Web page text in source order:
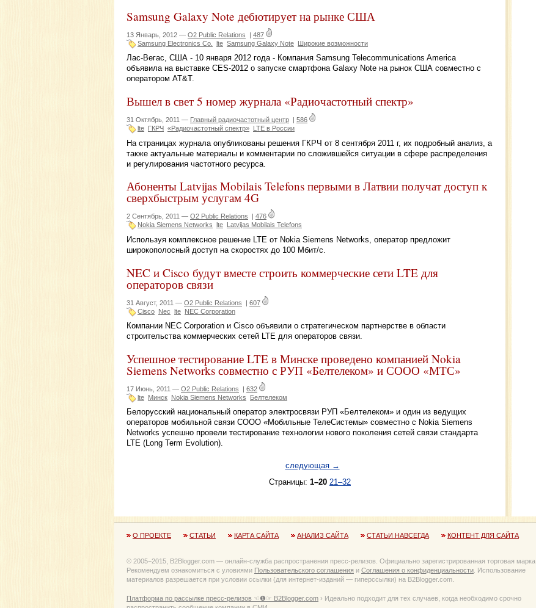
Samsung Galaxy Note дебютирует на рынке США
13 Январь, 2012 — O2 Public Relations | 487
Samsung Electronics Co.
lte Samsung Galaxy Note Широкие возможности
Лас-Вегас, США - 10 января 2012 года - Компания Samsung Telecommunications America
объявила на выставке CES-2012 о запуске смартфона Galaxy Note на рынок США совместно с
оператором AT&T.
Вышел в свет 5 номер журнала «Радиочастотный спектр»
31 Октябрь, 2011 — Главный радиочастотный центр | 586
lte ГКРЧ «Радиочастотный спектр» LTE в России
На страницах журнала опубликованы решения ГКРЧ от 8 сентября 2011 г, их подробный анализ, а
также актуальные материалы и комментарии по сложившейся ситуации в сфере распределения
и регулирования частотного ресурса.
Абоненты Latvijas Mobilais Telefons первыми в Латвии получат доступ к
сверхбыстрым услугам 4G
2 Сентябрь, 2011 — O2 Public Relations
476
Nokia Siemens Networks
lte Latvijas Mobilais Telefons
Используя комплексное решение LTE от Nokia Siemens Networks, оператор предложит
широкополосный доступ на скоростях до 100 Мбит/с.
NEC и Cisco будут вместе строить коммерческие сети LTE для
операторов связи
31 Август, 2011 — O2 Public Relations | 607
Cisco Nec lte NEC Corporation
Компании NEC Corporation и Cisco объявили о стратегическом партнерстве в области
строительства коммерческих сетей LTE для операторов связи.
Успешное тестирование LTE в Минске проведено компанией Nokia
Siemens Networks совместно с РУП «Белтелеком» и СООО «МТС»
17 Июнь, 2011 — O2 Public Relations | 632
lte Минск Nokia Siemens Networks Белтелеком
Белорусский национальный оператор электросвязи РУП «Белтелеком» и один из ведущих
операторов мобильной связи СООО «Мобильные ТелеСистемы» совместно с Nokia Siemens
Networks успешно провели тестирование технологии нового поколения сетей связи стандарта
LTE (Long Term Evolution).
следующая →
Страницы: 1–20 21–32
О ПРОЕКТЕ СТАТЬИ КАРТА САЙТА АНАЛИЗ САЙТА СТАТЬИ НАВСЕГДА КОНТЕНТ ДЛЯ САЙТА
© 2005−2015, B2Blogger.com — онлайн-служба распространения пресс-релизов. Официально зарегистрированная торговая марка.
Рекомендуем ознакомиться с уловиями Пользовательского соглашения и Соглашения о конфиденциальности . Использование
материалов разрешается при условии ссылки (для интернет-изданий — гиперссылки) на B2Blogger.com.
Платформа по рассылке пресс-релизов ☜❶☞ B2Blogger.com › Идеально подходит для тех случаев, когда необходимо срочно